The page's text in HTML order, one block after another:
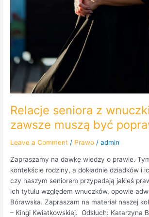
Relacje seniora z
zawsze muszą być
Leave a Comment / Prawo /admin
Zapraszamy na dawkę wiedzy o prawie.
kontekście rodziny, a dokładnie dziadków i
czy naszym seniorem przypadają jakieś
ich tytułu względem wnuczków, opowie
Bórawska. Zapraszam na materiał naszej
– Kingi Kwiatkowskiej. Odsłuch: Katarzyna